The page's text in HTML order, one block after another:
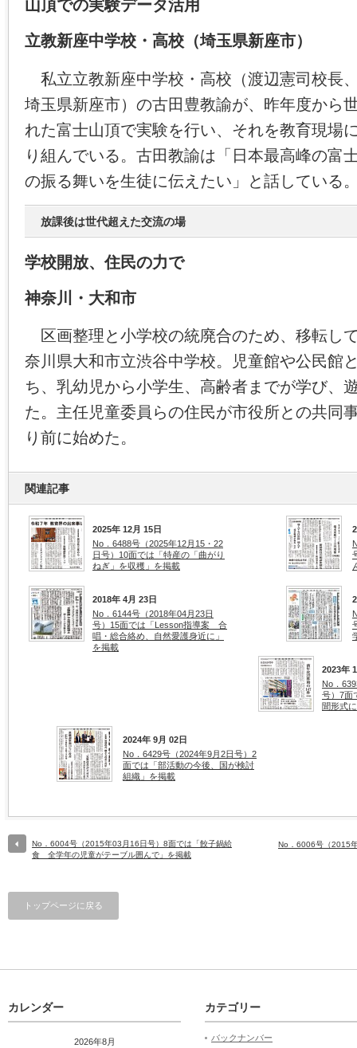
山頂での実験データ活用
立教新座中学校・高校（埼玉県新座市）
私立立教新座中学校・高校（渡辺憲司校長
埼玉県新座市）の古田豊教諭が、昨年度から
れた富士山頂で実験を行い、それを教育現場
り組んでいる。古田教諭は「日本最高峰の富
の振る舞いを生徒に伝えたい」と話している
放課後は世代超えた交流の場
学校開放、住民の力で
神奈川・大和市
区画整理と小学校の統廃合のため、移転し
奈川県大和市立渋谷中学校。児童館や公民館
ち、乳幼児から小学生、高齢者までが学び、
た。主任児童委員らの住民が市役所との共同
り前に始めた。
関連記事
2025年 12月 15日
No．6488号（2025年12月15・22
日号）10面では「特産の「曲がり
ねぎ」を収穫」を掲載
2018年 4月 23日
No．6144号（2018年04月23日
号）15面では「Lesson指導案 合
唱・総合絡め、自然愛護身近に」
を掲載
2023年
No．
号）7面
聞形式
2024年 9月 02日
No．6429号（2024年9月2日号）2
面では「部活動の今後、国が検討
組織」を掲載
No．6004号（2015年03月16日号）8面では「餃子鍋給
食 全学年の児童がテーブル囲んで」を掲載
No．6006号（2015
トップページに戻る
カレンダー
2026年8月
カテゴリー
バックナンバー